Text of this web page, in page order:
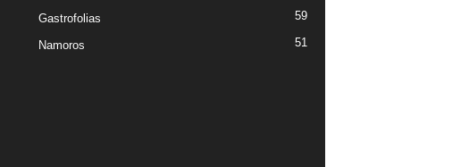
Gastrofolias 59
Namoros 51